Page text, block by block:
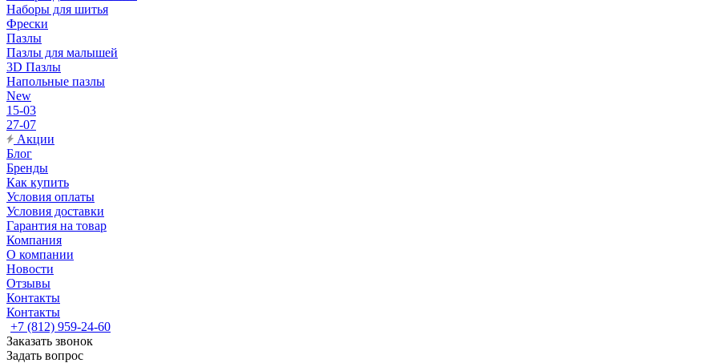
Наборы для шитья
Фрески
Пазлы
Пазлы для малышей
3D Пазлы
Напольные пазлы
New
15-03
27-07
Акции
Блог
Бренды
Как купить
Условия оплаты
Условия доставки
Гарантия на товар
Компания
О компании
Новости
Отзывы
Контакты
Контакты
+7 (812) 959-24-60
Заказать звонок
Задать вопрос